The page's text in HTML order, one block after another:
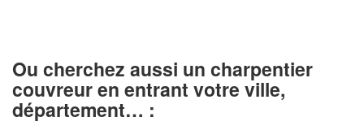
Ou cherchez aussi un charpentier
couvreur en entrant votre ville,
département… :